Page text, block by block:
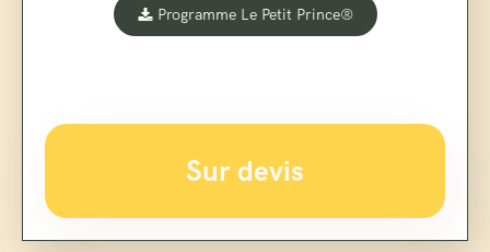
Programme Le Petit Prince®
Sur devis